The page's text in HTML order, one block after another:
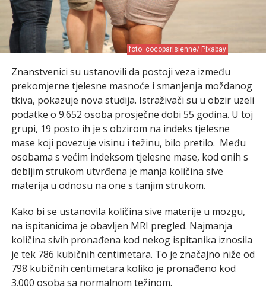
foto: cocoparisienne/ Pixabay
Znanstvenici su ustanovili da postoji veza između
prekomjerne tjelesne masnoće i smanjenja moždanog
tkiva, pokazuje nova studija. Istraživači su u obzir uzeli
podatke o 9.652 osoba prosječne dobi 55 godina. U toj
grupi, 19 posto ih je s obzirom na indeks tjelesne
mase koji povezuje visinu i težinu, bilo pretilo. Među
osobama s većim indeksom tjelesne mase, kod onih s
debljim strukom utvrđena je manja količina sive
materija u odnosu na one s tanjim strukom.
Kako bi se ustanovila količina sive materije u mozgu,
na ispitanicima je obavljen MRI pregled. Najmanja
količina sivih pronađena kod nekog ispitanika iznosila
je tek 786 kubičnih centimetara. To je značajno niže od
798 kubičnih centimetara koliko je pronađeno kod
3.000 osoba sa normalnom težinom.